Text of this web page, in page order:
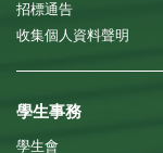
招標通告
收集個人資料聲明
學生事務
學生會